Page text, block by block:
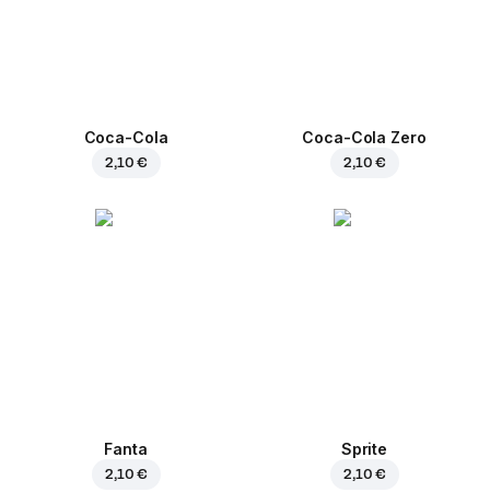
Coca-Cola
2,10 €
Coca-Cola Zero
2,10 €
Fanta
2,10 €
Sprite
2,10 €